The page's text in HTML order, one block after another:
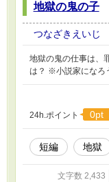
地獄の鬼の子
つなざきえいじ
地獄の鬼の仕事は、
は？ ※小説家になろ
24h.ポイント 0pt
短編 地獄
文字数 2,433